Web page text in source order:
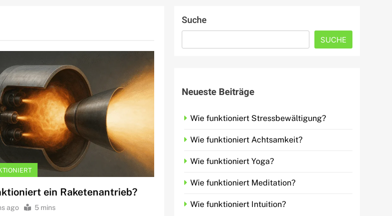
ein Raketenantrieb?
ago 5 mins
Suche
SUCHE
Neueste Beiträge
Wie funktioniert Stressbewältigung?
Wie funktioniert Achtsamkeit?
Wie funktioniert Yoga?
Wie funktioniert Meditation?
Wie funktioniert Intuition?